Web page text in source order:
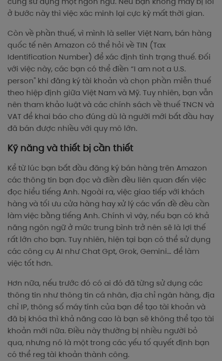
ở bước này thì việc xác minh lại cực kỳ mất thời gian.
Còn về phần thuế, vì mình là seller Việt Nam, bán hàng
quốc tế nên Amazon có thể hỏi về TIN (Tax
Identification Number) để xác định tình trạng thuế. Đối
với việc này, các bạn có thể điền “I am not a U.S.
person" khi đăng ký tài khoản và chọn phần miễn thuế
theo hiệp định giữa Việt Nam và Mỹ. Tuy nhiên, bạn vẫn
nên tham khảo luật và các chính sách về thuế TNCN và
VAT để khai báo cho đúng dù là người mới bắt đầu hay
đã bán được nhiều với quy mô lớn.
Kỹ năng và thiết bị cần thiết
Kể từ lúc bạn bắt đầu đăng ký bán hàng trên Amazon
các thông tin bạn đọc và điền đều liên quan đến việc
đọc hiểu tiếng Anh. Ngoài ra, việc giao tiếp với khách
hàng và tối ưu cửa hàng hay xử lý các vấn đề đều cần
làm việc bằng tiếng Anh. Chính vì vậy, nếu bạn có khả
năng ngôn ngữ ở mức trung bình trở nên sẽ là lợi thế
rất lớn cho bạn. Tuy nhiên, hiện tại bạn có thể sử dụng
các công cụ AI như Chat Gpt, Grok, Gemini… để làm
việc tốt hơn.
Hơn nữa, nếu trước đó có ai đó đã từng sử dụng các
thông tin như thông tin cá nhân, địa chỉ ngân hàng, địa
chỉ IP, thông số máy tính của bạn để tạo tài khoản và
đã bị khóa thì khả năng cao là bạn sẽ không thể tạo tài
khoản mới nữa. Điều này thường bị nhiều người bỏ
qua, nhưng nó là một trong các yếu tố quyết định bạn
có thể reg tài khoản thành công.